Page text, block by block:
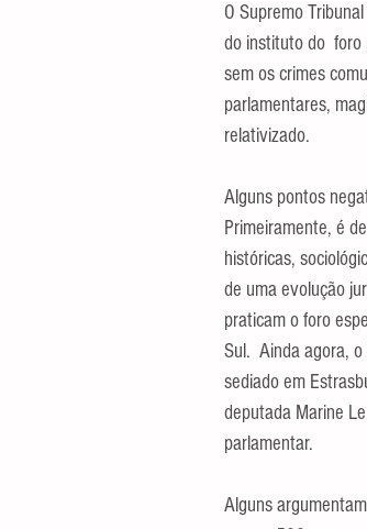
O Supremo
do instituto do  foro
sem os crimes
parlamentares,
relativizado.
Alguns pontos
Primeiramente, é
históricas,
de uma evolução
praticam o foro
Sul.  Ainda agora,
sediado em
deputada Marine
parlamentar.
Alguns